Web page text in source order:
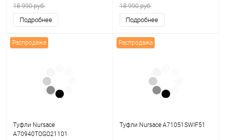
18 990 руб.
Подробнее
18 990 руб.
Подробнее
Распродажа
Туфли Nursace
A70940TOGO21101
Распродажа
Туфли Nursace A71051SWIF51